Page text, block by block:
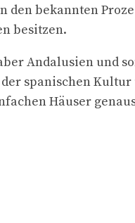
bekannten
besitzen.
Andalusien und
spanischen
Häuser